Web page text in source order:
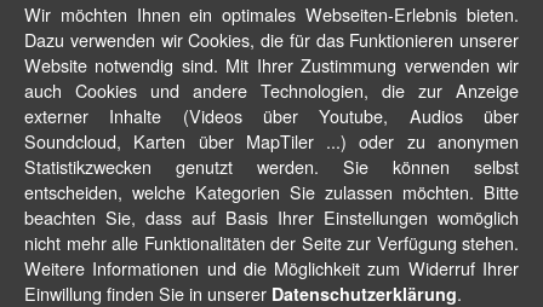
Wir möchten Ihnen ein optimales Webseiten-Erlebnis bieten.
Dazu verwenden wir Cookies, die für das Funktionieren unserer
Website notwendig sind. Mit Ihrer Zustimmung verwenden wir
auch Cookies und andere Technologien, die zur Anzeige
externer Inhalte (Videos über Youtube, Audios über
Soundcloud, Karten über MapTiler ...) oder zu anonymen
Statistikzwecken genutzt werden. Sie können selbst
entscheiden, welche Kategorien Sie zulassen möchten. Bitte
beachten Sie, dass auf Basis Ihrer Einstellungen womöglich
nicht mehr alle Funktionalitäten der Seite zur Verfügung stehen.
Weitere Informationen und die Möglichkeit zum Widerruf Ihrer
Einwillung finden Sie in unserer Datenschutzerklärung.